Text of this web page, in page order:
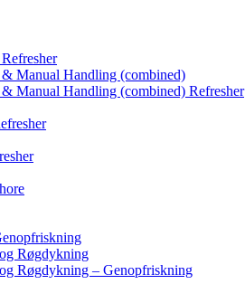
Manual Handling (combined)
Manual Handling (combined) Refresher
Røgdykning
Røgdykning – Genopfriskning